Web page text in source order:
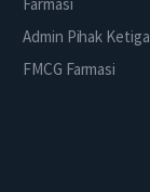
Admin Pihak Ketiga
FMCG Farmasi